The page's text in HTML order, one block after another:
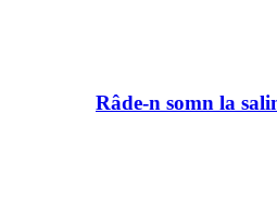
Râde-n somn la